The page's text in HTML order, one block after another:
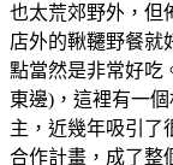
也太荒郊野外，但
店外的鞦韆野餐就
點當然是非常好吃
東邊)，這裡有一
主，近幾年吸引了
合作計畫，成了整